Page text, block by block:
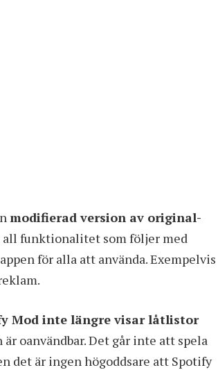
modifierad version av original-
all funktionalitet som följer med
för alla att använda. Exempelvis
Mod inte längre visar låtlistor
oanvändbar. Det går inte att spela
det är ingen högoddsare att Spotify